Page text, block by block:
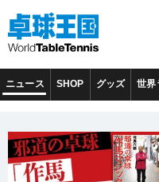
ニュース SHOP グッズ 世界